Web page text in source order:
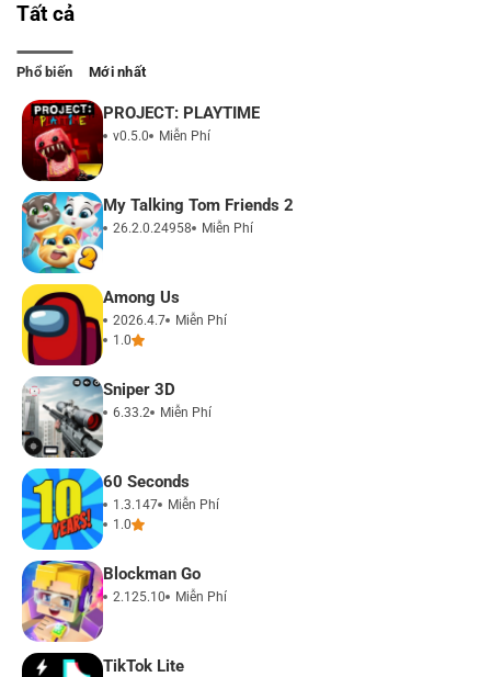
Tất cả
Phổ biến Mới nhất
PROJECT: PLAYTIME
v0.5.0 Miễn Phí
My Talking Tom Friends 2
26.2.0.24958 Miễn Phí
Among Us
2026.4.7
Miễn Phí
1.0
Sniper 3D
6.33.2 Miễn Phí
60 Seconds
1.3.147
Miễn Phí
1.0
Blockman Go
2.125.10 Miễn Phí
TikTok Lite